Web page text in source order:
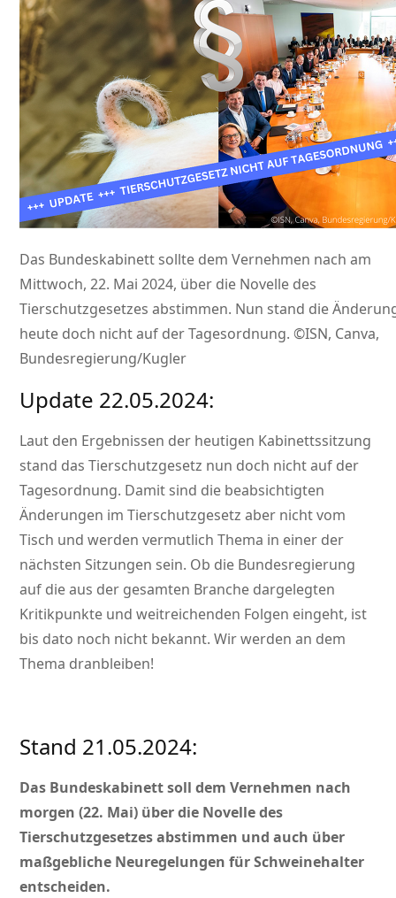
Das Bundeskabinett sollte dem Vernehmen nach am
Mittwoch, 22. Mai 2024, über die Novelle des
Tierschutzgesetzes abstimmen. Nun stand die
heute doch nicht auf der Tagesordnung. ©ISN, Canva,
Bundesregierung/Kugler
Update 22.05.2024:
Laut den Ergebnissen der heutigen Kabinettssitzung
stand das Tierschutzgesetz nun doch nicht auf der
Tagesordnung. Damit sind die beabsichtigten
Änderungen im Tierschutzgesetz aber nicht vom
Tisch und werden vermutlich Thema in einer der
nächsten Sitzungen sein. Ob die Bundesregierung
auf die aus der gesamten Branche dargelegten
Kritikpunkte und weitreichenden Folgen eingeht, ist
bis dato noch nicht bekannt. Wir werden an dem
Thema dranbleiben!
Stand 21.05.2024:
Das Bundeskabinett soll dem Vernehmen nach
morgen (22. Mai) über die Novelle des
Tierschutzgesetzes abstimmen und auch über
maßgebliche Neuregelungen für Schweinehalter
entscheiden.